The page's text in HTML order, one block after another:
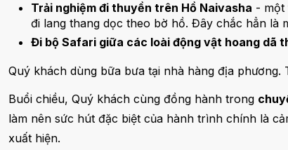
Trải nghiệm đi thuyền trên Hồ Naivasha - một
đi lang thang dọc theo bờ hồ. Đây chắc hẳn là
Đi bộ Safari giữa các loài động vật hoang dã
Quý khách dùng bữa bưa tại nhà hàng địa
Buổi chiều, Quý khách cùng đồng hành trong
làm nên sức hút đặc biệt của hành trình chính là
xuất hiện.